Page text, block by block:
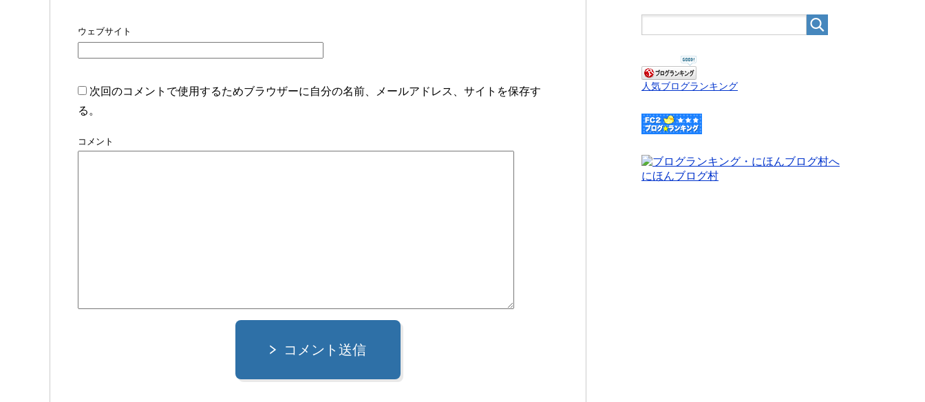
ウェブサイト
次回のコメントで使用するためブラウザーに自分の名前、メールアドレス、サイトを保存す
る。
コメント
コメント送信
人気ブログランキング
にほんブログ村